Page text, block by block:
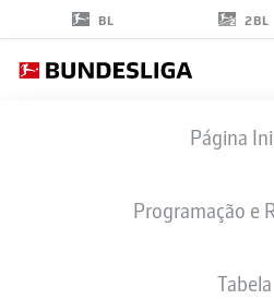
BL 2BL
Página
Programação e
Tabela